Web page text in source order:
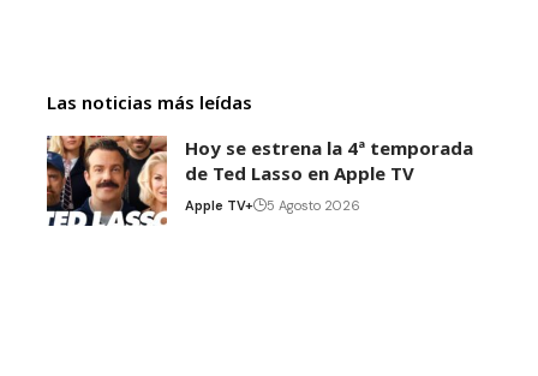
Las noticias más leídas
Hoy se estrena la 4ª temporada
de Ted Lasso en Apple TV
Apple TV+ 5 Agosto 2026